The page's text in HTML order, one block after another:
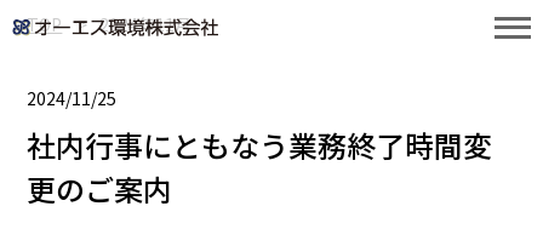
TOP 2024年11月
2024/11/25
社内行事にともなう業務終了時間変
更のご案内